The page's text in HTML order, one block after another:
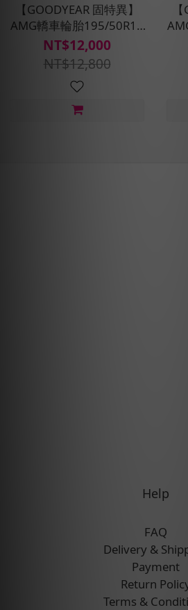
【GOODYEAR 固特異】
AMG轎車輪胎195/50R15
四入組(濕抓/耐用雙重保
護)含安裝定位平衡
NT$12,000
NT$12,800
Help
FAQ
Delivery &
Payment
Return
Terms &